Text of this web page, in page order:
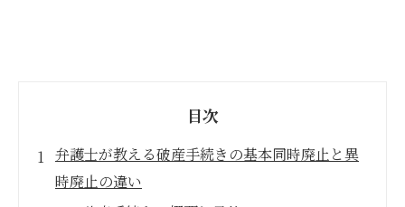
目次
弁護士が教える破産手続きの基本同時廃止と異
時廃止の違い